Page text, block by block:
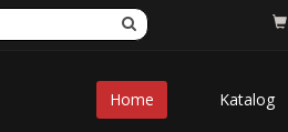
Home Katalog